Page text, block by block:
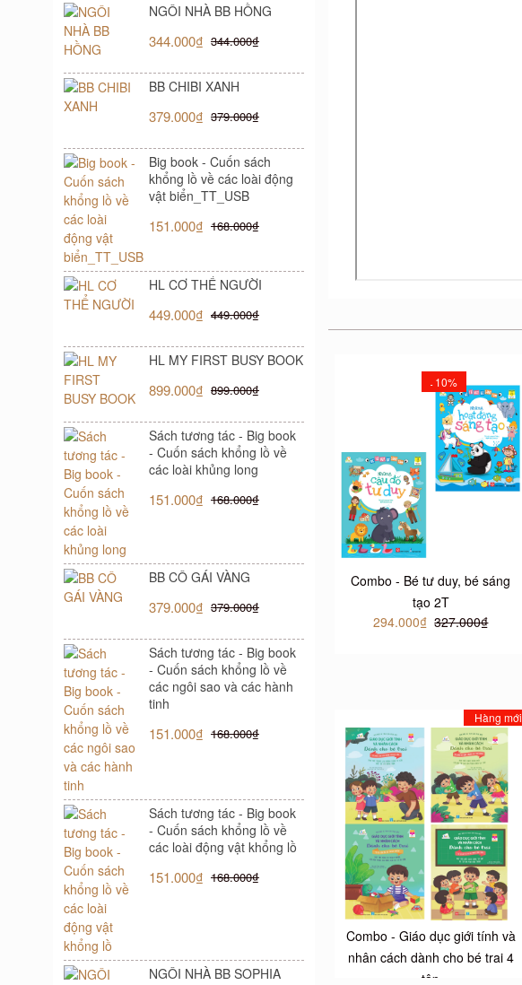
NGÔI NHÀ BB HỒNG
344.000₫ 344.000₫
BB CHIBI XANH
379.000₫ 379.000₫
Big book - Cuốn sách
khổng lồ về các loài động
vật biển_TT_USB
151.000₫ 168.000₫
HL CƠ THỂ NGƯỜI
449.000₫ 449.000₫
HL MY FIRST BUSY BOOK
899.000₫ 899.000₫
Sách tương tác - Big book
- Cuốn sách khổng lồ về
các loài khủng long
151.000₫ 168.000₫
BB CÔ GÁI VÀNG
379.000₫ 379.000₫
Sách tương tác - Big book
- Cuốn sách khổng lồ về
các ngôi sao và các hành
tinh
151.000₫ 168.000₫
Sách tương tác - Big book
- Cuốn sách khổng lồ về
các loài động vật khổng lồ
151.000₫ 168.000₫
NGÔI NHÀ BB SOPHIA
-10%
Combo - Bé tư duy, bé sáng
tạo 2T
294.000₫ 327.000₫
Hàng mới
Combo - Giáo dục giới tính và
nhân cách dành cho bé trai 4
tập